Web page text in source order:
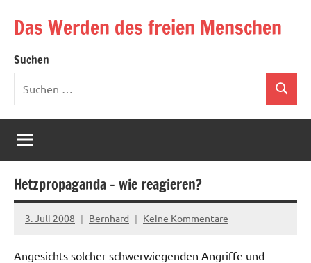
InhaltDas Werden des freien Menschen
Suchen
Suchen
nach:
Suchen
Hetzpropaganda – wie reagieren?
3. Juli 2008 Bernhard Keine Kommentare
Angesichts solcher schwerwiegenden Angriffe und